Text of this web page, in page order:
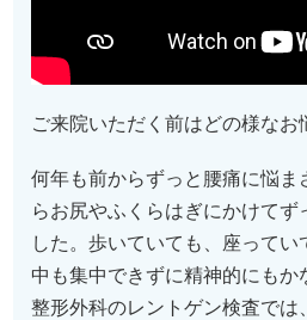
ご来院いただく前はどの様なお
何年も前からずっと腰痛に悩ま
らお尻やふくらはぎにかけてず
した。歩いていても、座って
中も集中できずに精神的にもか
整形外科のレントゲン検査では